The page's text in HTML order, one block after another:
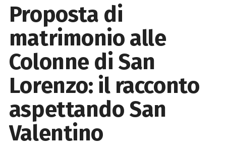
Proposta di
matrimonio alle
Colonne di San
Lorenzo: il racconto
aspettando San
Valentino